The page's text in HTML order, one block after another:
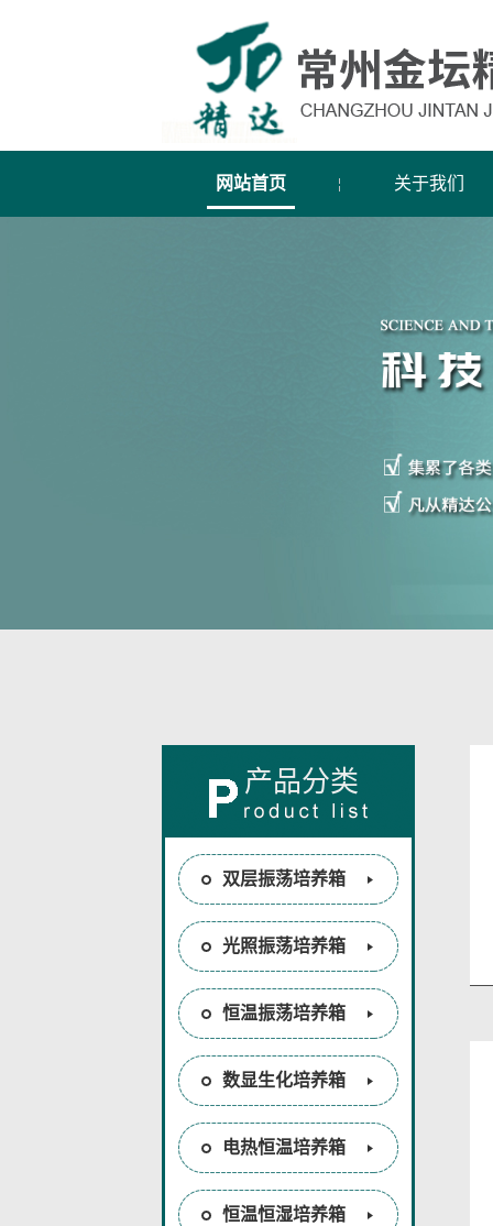
网站首页 关于我们
产品分类
双层振荡培养箱
光照振荡培养箱
恒温振荡培养箱
数显生化培养箱
电热恒温培养箱
恒温恒湿培养箱